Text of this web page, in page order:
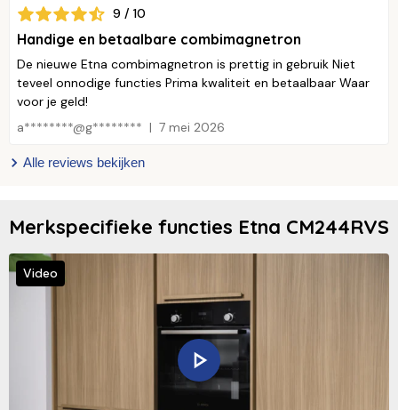
9 / 10
Handige en betaalbare combimagnetron
De nieuwe Etna combimagnetron is prettig in gebruik Niet
teveel onnodige functies Prima kwaliteit en betaalbaar Waar
voor je geld!
a********@g********
7 mei 2026
Alle reviews bekijken
Merkspecifieke functies Etna CM244RVS
Video